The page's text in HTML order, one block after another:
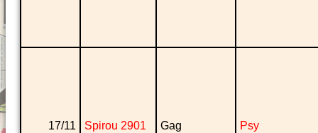
17/11 Spirou 2901 Gag Psy